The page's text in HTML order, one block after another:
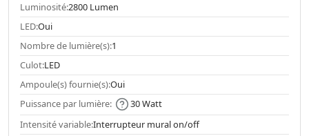
Luminosité:2800 Lumen
LED:Oui
Nombre de lumière(s):1
Culot:LED
Ampoule(s) fournie(s):Oui
Puissance par lumière:
30 Watt
Intensité variable:Interrupteur mural on/off